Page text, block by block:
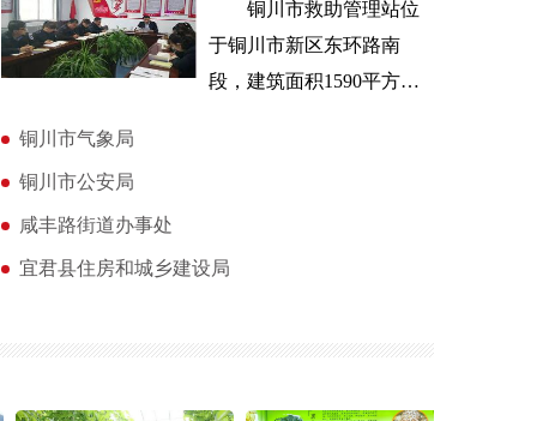
铜川市救助管理站位
于铜川市新区东环路南
段，建筑面积1590平方
铜川市气象局
铜川市公安局
咸丰路街道办事处
宜君县住房和城乡建设局